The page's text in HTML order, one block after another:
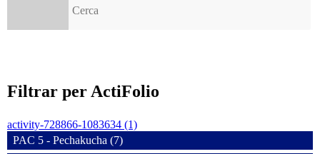
Filtrar per ActiFolio
activity-728866-1083634 (1)
PAC 5 - Pechakucha (7)